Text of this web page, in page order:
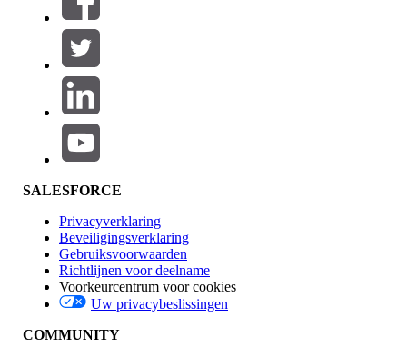
SALESFORCE
Privacyverklaring
Beveiligingsverklaring
Gebruiksvoorwaarden
Richtlijnen voor deelname
Voorkeurcentrum voor cookies
Uw privacybeslissingen
COMMUNITY